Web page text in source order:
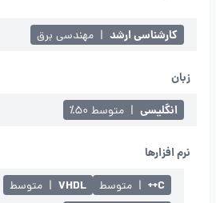
کارشناسی ارشد | مهندسی برق
زبان
انگلیسی | متوسط ۵۰٪
نرم افزارها
C++
| متوسط VHDL
| متوسط